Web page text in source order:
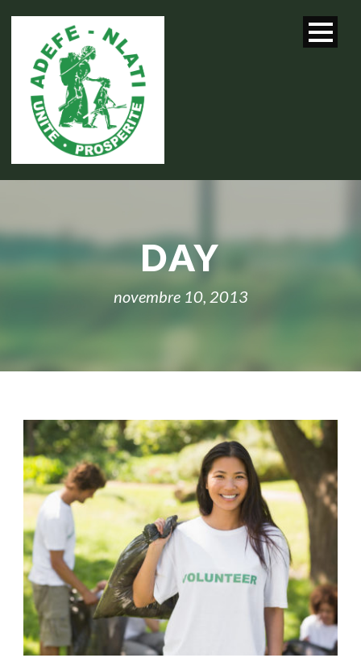
DAY
novembre 10, 2013